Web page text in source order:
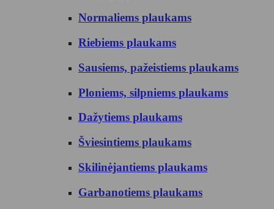
Normaliems plaukams
Riebiems plaukams
Sausiems, pažeistiems plaukams
Ploniems, silpniems plaukams
Dažytiems plaukams
Šviesintiems plaukams
Skilinėjantiems plaukams
Garbanotiems plaukams